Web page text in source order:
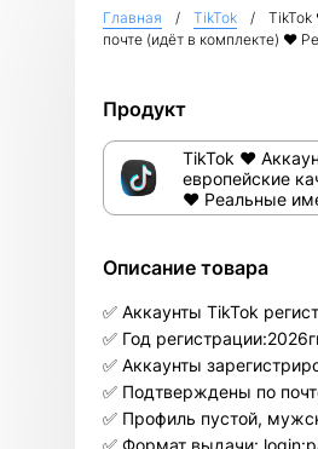
Главная TikTok
TikTok
почте (идёт в комплекте) ❤️
Продукт
TikTok ❤️
европейские
❤️ Реальные
Описание товара
✅ Аккаунты TikTok
✅ Год
✅ Аккаунты
✅ Подтверждены по
✅ Профиль пустой,
✅ Формат выдачи: